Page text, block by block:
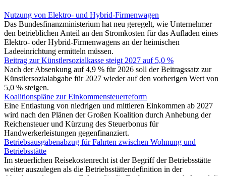
Nutzung von Elektro- und Hybrid-Firmenwagen
Das Bundesfinanzministerium hat neu geregelt, wie Unternehmer
den betrieblichen Anteil an den Stromkosten für das Aufladen eines
Elektro- oder Hybrid-Firmenwagens an der heimischen
Ladeeinrichtung ermitteln müssen.
Beitrag zur Künstlersozialkasse steigt 2027 auf 5,0 %
Nach der Absenkung auf 4,9 % für 2026 soll der Beitragssatz zur
Künstlersozialabgabe für 2027 wieder auf den vorherigen Wert von
5,0 % steigen.
Koalitionspläne zur Einkommensteuerreform
Eine Entlastung von niedrigen und mittleren Einkommen ab 2027
wird nach den Plänen der Großen Koalition durch Anhebung der
Reichensteuer und Kürzung des Steuerbonus für
Handwerkerleistungen gegenfinanziert.
Betriebsausgabenabzug für Fahrten zwischen Wohnung und
Betriebsstätte
Im steuerlichen Reisekostenrecht ist der Begriff der Betriebsstätte
weiter auszulegen als die Betriebsstättendefinition in der